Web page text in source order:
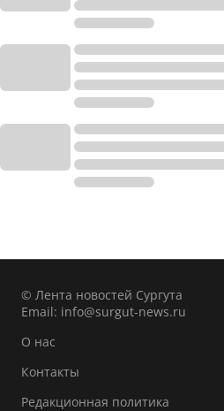
© Лента новостей Сургута
Email: info@surgut-news.ru
О нас
Контакты
Редакционная политика